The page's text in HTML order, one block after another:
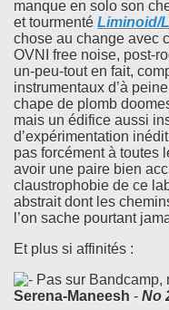
manque en solo son
et tourmenté Liminoid/
chose au change avec
OVNI free noise, post-
un-peu-tout en fait,
instrumentaux d’à
chape de plomb
mais un édifice aussi
d’expérimentation
pas forcément à toutes
avoir une paire bien
claustrophobie de ce
abstrait dont les
l’on sache pourtant
Et plus si affinités :
Pas sur Bandcamp,
Serena-Maneesh - No